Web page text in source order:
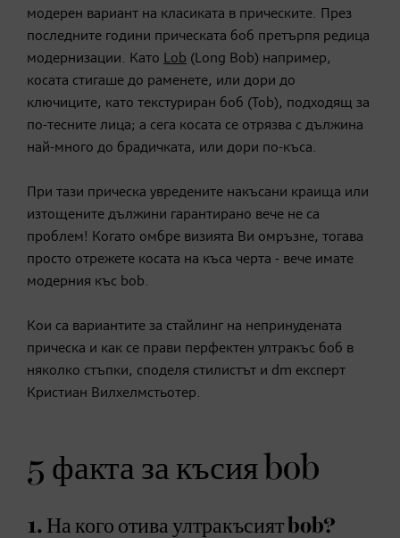
модерен вариант на класиката в прическите. През
последните години прическата боб претърпя редица
модернизации. Като Lob (Long Bob) например,
косата стигаше до раменете, или дори до
ключиците, като текстуриран боб (Tob), подходящ за
по-тесните лица; а сега косата се отрязва с дължина
най-много до брадичката, или дори по-къса.
При тази прическа увредените накъсани краища или
изтощените дължини гарантирано вече не са
проблем! Когато омбре визията Ви омръзне, тогава
просто отрежете косата на къса черта - вече имате
модерния къс bob.
Кои са вариантите за стайлинг на непринудената
прическа и как се прави перфектен ултракъс боб в
няколко стъпки, споделя стилистът и dm експерт
Кристиан Вилхелмстьотер.
5 факта за късия bob
1. На кого отива ултракъсият bob?